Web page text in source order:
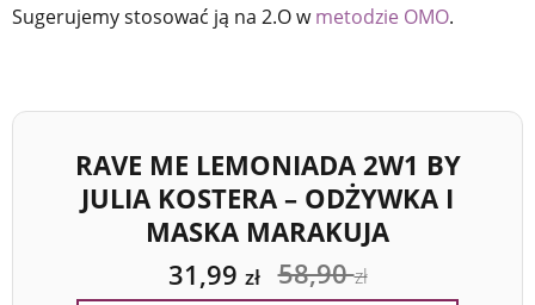
Sugerujemy stosować ją na 2.O wmetodzie OMO.
RAVE ME LEMONIADA 2W1 BY
JULIA KOSTERA – ODŻYWKA I
MASKA MARAKUJA
31,99 zł 58,90zł